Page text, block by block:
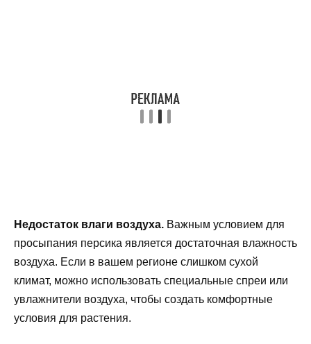
Недостаток влаги воздуха. Важным условием для
просыпания персика является достаточная влажность
воздуха. Если в вашем регионе слишком сухой
климат, можно использовать специальные спреи или
увлажнители воздуха, чтобы создать комфортные
условия для растения.